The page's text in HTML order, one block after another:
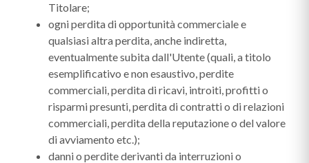
Titolare;
ogni perdita di opportunità commerciale e
qualsiasi altra perdita, anche indiretta,
eventualmente subita dall'Utente (quali, a titolo
esemplificativo e non esaustivo, perdite
commerciali, perdita di ricavi, introiti, profitti o
risparmi presunti, perdita di contratti o di relazioni
commerciali, perdita della reputazione o del valore
di avviamento etc.);
danni o perdite derivanti da interruzioni o